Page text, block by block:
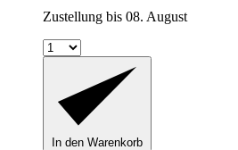
Zustellung bis 08. August
In den Warenkorb